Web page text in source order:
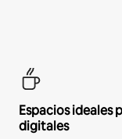
Espacios ideales
digitales